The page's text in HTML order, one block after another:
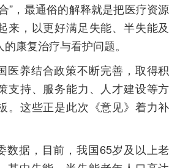
”，最通俗的解释就是把医疗资源
来，以更好满足失能、半失能及
康复治疗与看护问题。
医养结合政策不断完善，取得积
支持、服务能力、人才建设等方
。这些正是此次《意见》着力补
数据，目前，我国65岁及以上老